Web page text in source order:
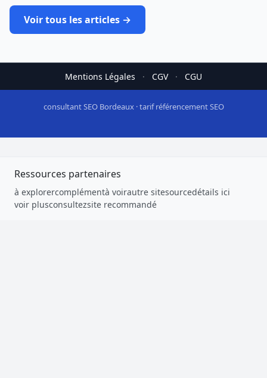
Voir tous les articles →
Mentions Légales · CGV · CGU
consultant SEO Bordeaux·tarif référencement SEO
Ressources partenaires
à explorercomplémentà voirautre sitesourcedétails ici
voir plusconsultezsite recommandé